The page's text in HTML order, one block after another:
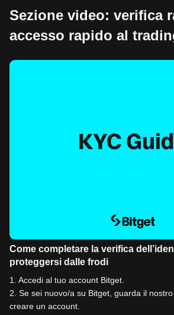
Sezione video: verifica
accesso rapido al
Come completare la verifica
proteggersi dalle frodi
1
Accedi al tuo account Bitget.
2 Se sei nuovo/a su Bitget, guarda il
creare un account.